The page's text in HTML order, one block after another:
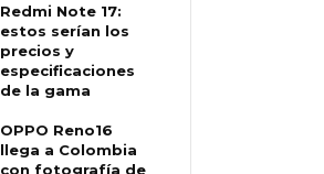
Redmi Note 17:
estos serían los
precios y
especificaciones
de la gama
OPPO Reno16
llega a Colombia
con fotografía de